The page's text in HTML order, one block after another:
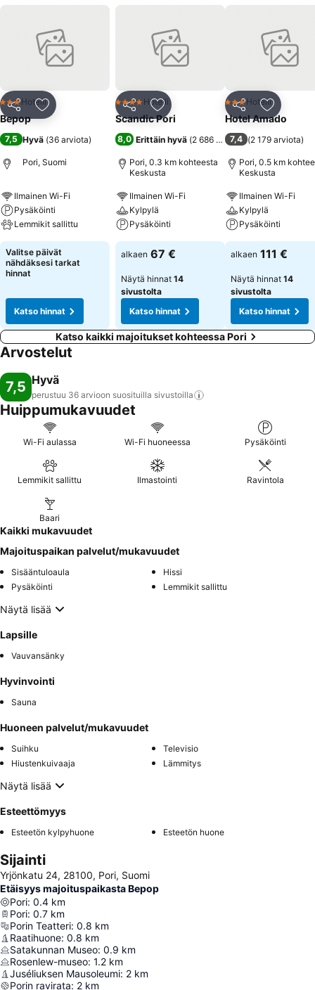
julkisen liikenteen terminaalit. Hotel Bepop on vaivaton ja täydellinen
valinta vierailullesi Poriin. Vieraillessasi meillä, hyppää mukaan
Ravintola Tempon välimerellisen tunnelmaan, jossa tuoreimmat
parhaimman ravintolaelämyksen, sosiaalisten kanssakäymistenkin
ohella. Lue lisää: https://temposocial.fi/
Jaa Lisää suosikkeihin
3 Tähtiluokitus
Hotelli
Bepop
7,5 Hyvä (36 arviota)
Pori, Suomi
Ilmainen Wi-Fi
Pysäköinti
Lemmikit sallittu
Valitse päivät
nähdäksesi tarkat
hinnat
Katso hinnat
Jaa Lisää suosikkeihin
4 Tähtiluokitus
Hotelli
Scandic Pori
8,0 Erittäin hyvä (2 686 arviota )
Pori, 0.3 km kohteesta
Keskusta
Ilmainen Wi-Fi
Kylpylä
Pysäköinti
alkaen 67 €
Näytä hinnat 14
sivustolta
Katso hinnat
Jaa Lisää
3 Tähtiluokitus
Hotelli
Hotel Amado
7,4 (2 179 arviota)
Pori, 0.5 km
Keskusta
Ilmainen Wi-Fi
Kylpylä
Pysäköinti
alkaen 111 €
Näytä hinnat 14
sivustolta
Katso hinnat
Katso kaikki majoitukset kohteessa Pori
Arvostelut
7,5 Hyvä
perustuu 36 arvioon suosituilla sivustoilla
Huippumukavuudet
Wi-Fi aulassa Wi-Fi huoneessa Pysäköinti
Lemmikit sallittu Ilmastointi Ravintola
Baari
Kaikki mukavuudet
Majoituspaikan palvelut/mukavuudet
Sisääntuloaula
Hissi
Pysäköinti
Lemmikit sallittu
Näytä lisää
Lapsille
Vauvansänky
Hyvinvointi
Sauna
Huoneen palvelut/mukavuudet
Suihku
Televisio
Hiustenkuivaaja
Lämmitys
Näytä lisää
Esteettömyys
Esteetön kylpyhuone Esteetön huone
Sijainti
Yrjönkatu 24, 28100, Pori, Suomi
Etäisyys majoituspaikasta Bepop
Pori: 0.4 km
Pori: 0.7 km
Porin Teatteri: 0.8 km
Raatihuone: 0.8 km
Satakunnan Museo: 0.9 km
Rosenlew-museo: 1.2 km
Juséliuksen Mausoleumi: 2 km
Porin ravirata: 2 km